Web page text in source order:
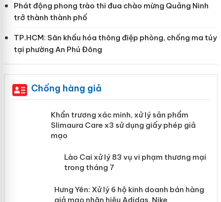
Phát động phong trào thi đua chào mừng Quảng Ninh
trở thành thành phố
TP.HCM: Sân khấu hóa thông điệp phòng, chống ma túy
tại phường An Phú Đông
Chống hàng giả
Khẩn trương xác minh, xử lý sản phẩm
Slimaura Care x3 sử dụng giấy phép giả
mạo
Lào Cai xử lý 83 vụ vi phạm thương
mại trong tháng 7